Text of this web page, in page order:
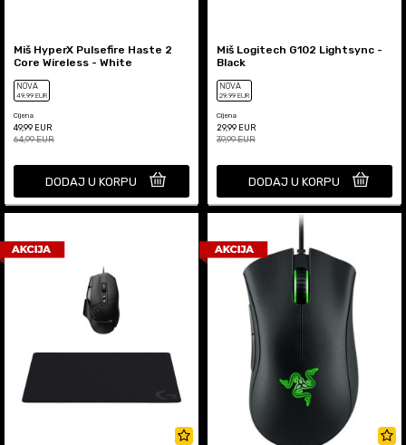
Miš HyperX Pulsefire Haste 2
Core Wireless - White
NOVA
49,99 EUR
Cijena
49,99 EUR
64,99EUR
DODAJ U KORPU
Miš Logitech G102 Lightsync -
Black
NOVA
29,99 EUR
Cijena
29,99 EUR
39,99EUR
DODAJ U KORPU